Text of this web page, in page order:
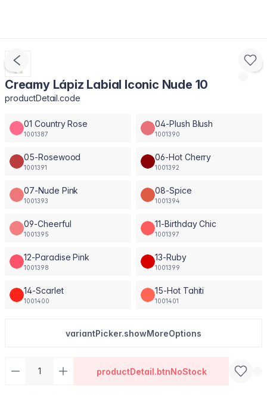
Creamy Lápiz Labial Iconic Nude 10
productDetail.code
01 Country Rose
1001387
04-Plush Blush
1001390
05-Rosewood
1001391
06-Hot Cherry
1001392
07-Nude Pink
1001393
08-Spice
1001394
09-Cheerful
1001395
11-Birthday Chic
1001397
12-Paradise Pink
1001398
13-Ruby
1001399
14-Scarlet
1001400
15-Hot Tahiti
1001401
variantPicker.showMoreOptions
productDetail.btnNoStock